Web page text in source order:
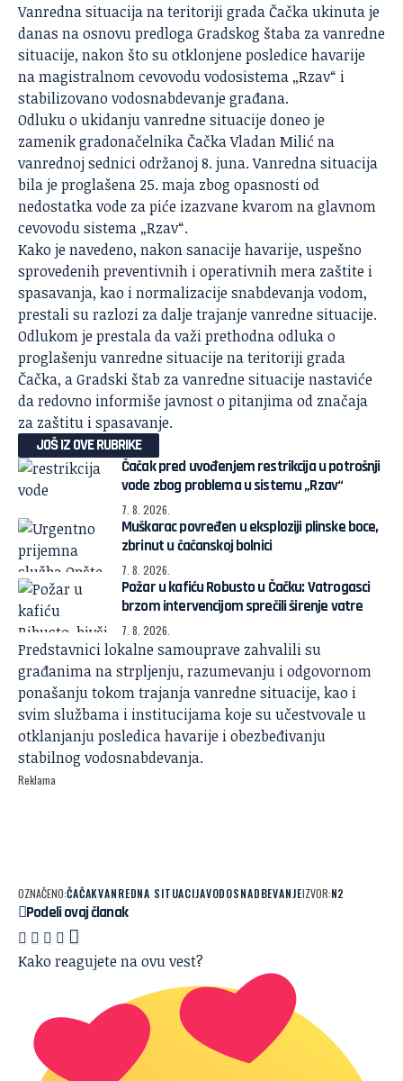
Vanredna situacija na teritoriji grada Čačka ukinuta je
danas na osnovu predloga Gradskog štaba za vanredne
situacije, nakon što su otklonjene posledice havarije
na magistralnom cevovodu vodosistema „Rzav“ i
stabilizovano vodosnabdevanje građana.
Odluku o ukidanju vanredne situacije doneo je
zamenik gradonačelnika Čačka Vladan Milić na
vanrednoj sednici održanoj 8. juna. Vanredna situacija
bila je proglašena 25. maja zbog opasnosti od
nedostatka vode za piće izazvane kvarom na glavnom
cevovodu sistema „Rzav“.
Kako je navedeno, nakon sanacije havarije, uspešno
sprovedenih preventivnih i operativnih mera zaštite i
spasavanja, kao i normalizacije snabdevanja vodom,
prestali su razlozi za dalje trajanje vanredne situacije.
Odlukom je prestala da važi prethodna odluka o
proglašenju vanredne situacije na teritoriji grada
Čačka, a Gradski štab za vanredne situacije nastaviće
da redovno informiše javnost o pitanjima od značaja
za zaštitu i spasavanje.
JOŠ IZ OVE RUBRIKE
Čačak pred uvođenjem restrikcija u potrošnji
vode zbog problema u sistemu „Rzav“
7. 8. 2026.
Muškarac povređen u eksploziji plinske boce,
zbrinut u čačanskoj bolnici
7. 8. 2026.
Požar u kafiću Robusto u Čačku: Vatrogasci
brzom intervencijom sprečili širenje vatre
7. 8. 2026.
Predstavnici lokalne samouprave zahvalili su
građanima na strpljenju, razumevanju i odgovornom
ponašanju tokom trajanja vanredne situacije, kao i
svim službama i institucijama koje su učestvovale u
otklanjanju posledica havarije i obezbeđivanju
stabilnog vodosnabdevanja.
Reklama
OZNAČENO:ČAČAKVANREDNA SITUACIJAVODOSNADBEVANJEIZVOR:N2
Podeli ovaj članak
Kako reagujete na ovu vest?